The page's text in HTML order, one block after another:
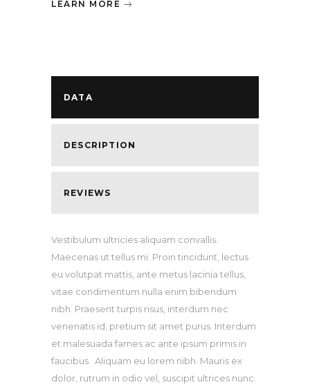
LEARN MORE
DATA
DESCRIPTION
REVIEWS
Vestibulum ultricies aliquam convallis.
Maecenas ut tellus mi. Proin tincidunt, lectus
eu volutpat mattis, ante metus lacinia tellus,
vitae condimentum nulla enim bibendum
nibh. Praesent turpis risus, interdum nec
venenatis id, pretium sit amet purus. Interdum
et malesuada fames ac ante ipsum primis in
faucibus. Aliquam eu lorem nibh. Mauris ex
dolor, rutrum in odio vel, suscipit ultrices nunc.